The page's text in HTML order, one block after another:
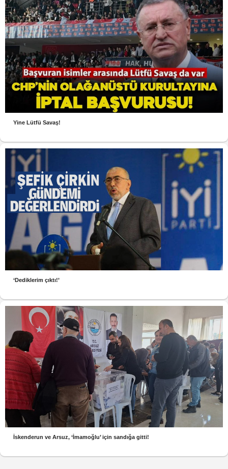
Yine Lütfü Savaş!
‘Dediklerim çıktı!’
İskenderun ve Arsuz, ‘İmamoğlu’ için sandığa gitti!